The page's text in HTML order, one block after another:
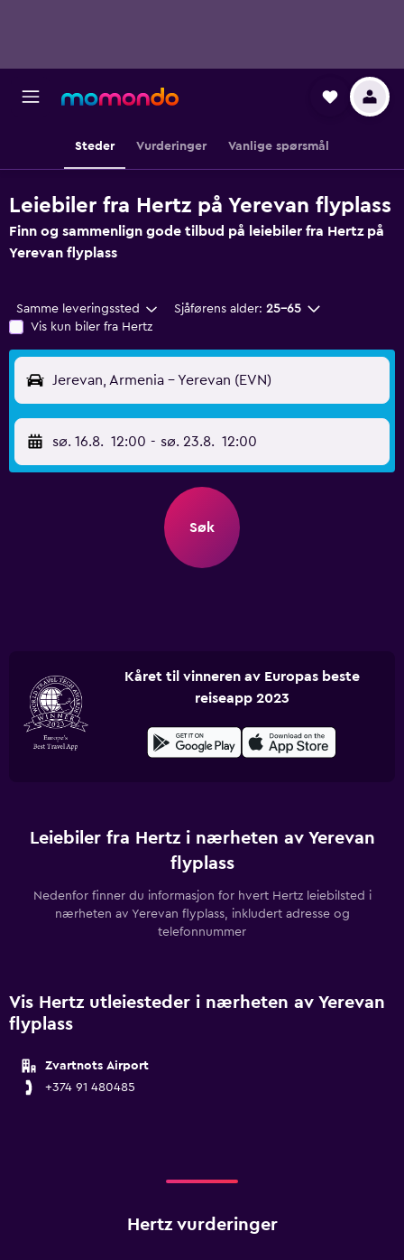
Steder Vurderinger Vanlige spørsmål
Leiebiler fra Hertz på Yerevan flyplass
Finn og sammenlign gode tilbud på leiebiler fra Hertz på
Yerevan flyplass
Samme leveringssted Sjåførens alder: 25–65
Vis kun biler fra Hertz
Jerevan, Armenia - Yerevan (EVN)
sø. 16.8. 12:00 - sø. 23.8. 12:00
Søk
Kåret til vinneren av Europas beste
reiseapp 2023
Leiebiler fra Hertz i nærheten av Yerevan
flyplass
Nedenfor finner du informasjon for hvert Hertz leiebilsted i
nærheten av Yerevan flyplass, inkludert adresse og
telefonnummer
Vis Hertz utleiesteder i nærheten av Yerevan
flyplass
Zvartnots Airport
+374 91 480485
Hertz vurderinger